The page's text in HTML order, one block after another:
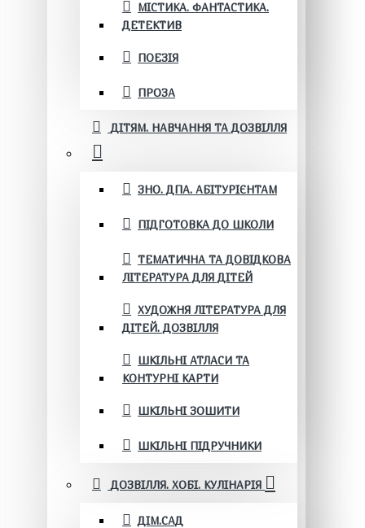
МІСТИКА. ФАНТАСТИКА.
ДЕТЕКТИВ
ПОЕЗІЯ
ПРОЗА
ДІТЯМ. НАВЧАННЯ ТА ДОЗВІЛЛЯ
ЗНО. ДПА. АБІТУРІЄНТАМ
ПІДГОТОВКА ДО ШКОЛИ
ТЕМАТИЧНА ТА ДОВІДКОВА
ЛІТЕРАТУРА ДЛЯ ДІТЕЙ
ХУДОЖНЯ ЛІТЕРАТУРА ДЛЯ
ДІТЕЙ. ДОЗВІЛЛЯ
ШКІЛЬНІ АТЛАСИ ТА
КОНТУРНІ КАРТИ
ШКІЛЬНІ ЗОШИТИ
ШКІЛЬНІ ПІДРУЧНИКИ
ДОЗВІЛЛЯ. ХОБІ. КУЛІНАРІЯ
ДІМ.САД